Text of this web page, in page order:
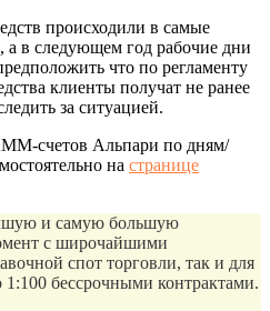
происходили в самые
а в следующем год рабочие дни
что по регламенту
клиенты получат не ранее
за ситуацией.
счетов Альпари по дням/
на странице
и самую большую
с широчайшими
спот торговли, так и для
бессрочными контрактами.